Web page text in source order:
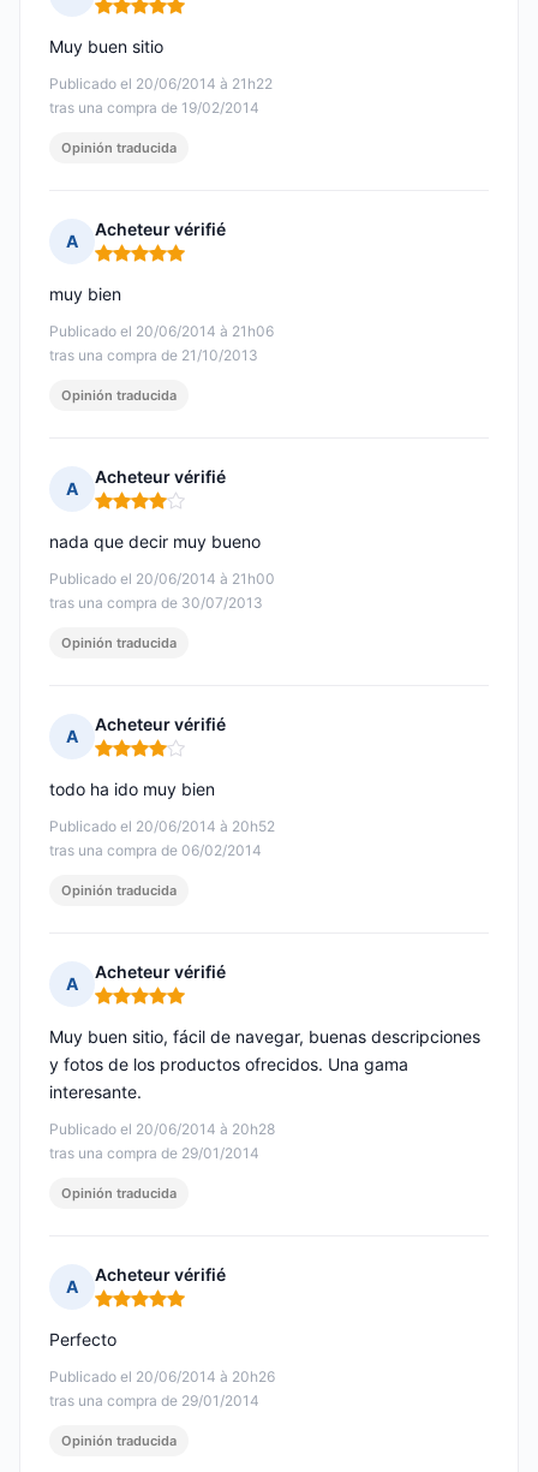
Nota: 5 de 5
Publicado el 20/06/2014 à 21h22
tras una compra de 19/02/2014
Muy buen sitio
Opinión traducida
A
Acheteur vérifié
Nota: 5 de 5
Publicado el 20/06/2014 à 21h06
tras una compra de 21/10/2013
muy bien
Opinión traducida
A
Acheteur vérifié
Nota: 4 de 5
Publicado el 20/06/2014 à 21h00
tras una compra de 30/07/2013
nada que decir muy bueno
Opinión traducida
A
Acheteur vérifié
Nota: 4 de 5
Publicado el 20/06/2014 à 20h52
tras una compra de 06/02/2014
todo ha ido muy bien
Opinión traducida
A
Acheteur vérifié
Nota: 5 de 5
Publicado el 20/06/2014 à 20h28
tras una compra de 29/01/2014
Muy buen sitio, fácil de navegar, buenas descripciones
y fotos de los productos ofrecidos. Una gama
interesante.
Opinión traducida
A
Acheteur vérifié
Nota: 5 de 5
Publicado el 20/06/2014 à 20h26
tras una compra de 29/01/2014
Perfecto
Opinión traducida